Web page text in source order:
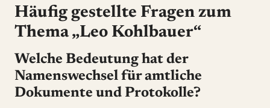
Häufig gestellte Fragen zum
Thema „Leo Kohlbauer“
Welche Bedeutung hat der
Namenswechsel für amtliche
Dokumente und Protokolle?